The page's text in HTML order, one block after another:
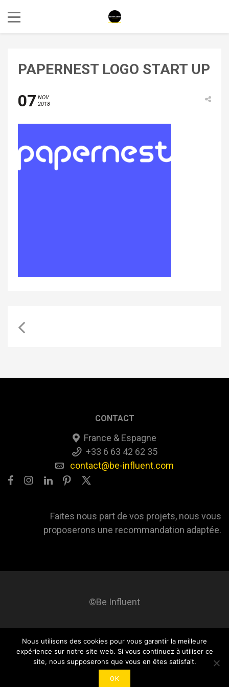
PAPERNEST LOGO START UP
07 NOV
2018
CONTACT
France & Espagne
+33 6 63 42 62 35
contact@be-influent.com
Faites nous part de vos projets, nous vous
proposerons une recommandation adaptée.
©Be Influent
Be influent A propos Blog Contact Mentions légales
Nous utilisons des cookies pour vous garantir la meilleure
expérience sur notre site web. Si vous continuez à utiliser ce
site, nous supposerons que vous en êtes satisfait.
OK